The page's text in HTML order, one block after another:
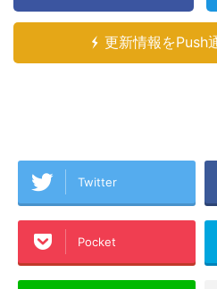
更新情報をPush
Twitter
Pocket